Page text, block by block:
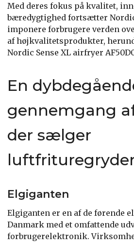
Med deres fokus på kvalitet,
bæredygtighed fortsætter
imponere forbrugere verden
af højkvalitetsprodukter,
Nordic Sense XL airfryer
En
gennemgang
der sælger
Elgiganten
Elgiganten er en af de førende
Danmark med et omfattende
forbrugerelektronik.